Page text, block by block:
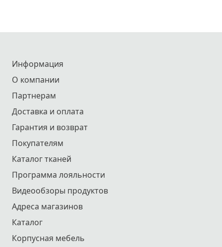
Информация
О компании
Партнерам
Доставка и оплата
Гарантия и возврат
Покупателям
Каталог тканей
Программа лояльности
Видеообзоры продуктов
Адреса магазинов
Каталог
Корпусная мебель